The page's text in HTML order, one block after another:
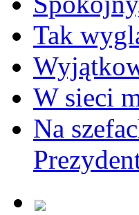
Tak
W sieci
Na